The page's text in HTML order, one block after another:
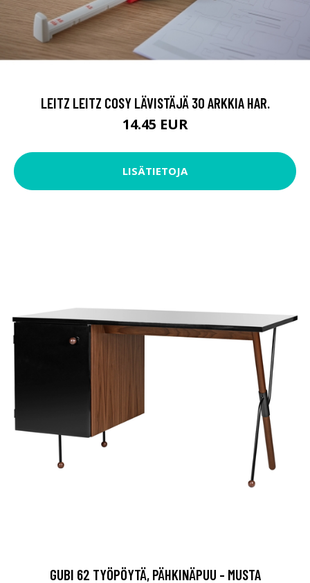
LEITZ LEITZ COSY LÄVISTÄJÄ 30 ARKKIA HAR.
14.45 EUR
LISÄTIETOJA
GUBI 62 TYÖPÖYTÄ, PÄHKINÄPUU - MUSTA